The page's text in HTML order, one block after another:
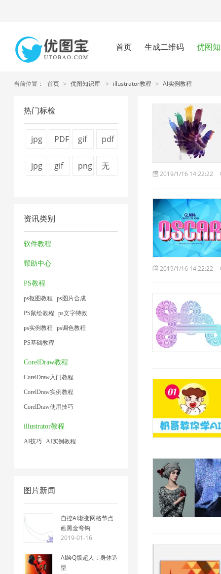
首页 生成二维码 优图
当前位置： 首页 > 优图知识库 > illustrator教程 > AI实例教程
热门标检
jpg
缩
1
PDF
1
gif
2
pdf
1
jpg
1
gif
2
png
无
资讯类别
软件教程
帮助中心
PS教程
ps抠图教程 ps图片合成
PS鼠绘教程 ps文字特效
ps实例教程 ps调色教程
PS基础教程
CorelDraw教程
CorelDraw入门教程
CorelDraw实例教程
CorelDraw使用技巧
illustrator教程
AI技巧 AI实例教程
图片新闻
自控AI渐变网格节点
画黑金弯钩
2019-01-16
AI绘Q版超人：身体造
型
2019/1/16 14:22:22
2019/1/16 14:22:22